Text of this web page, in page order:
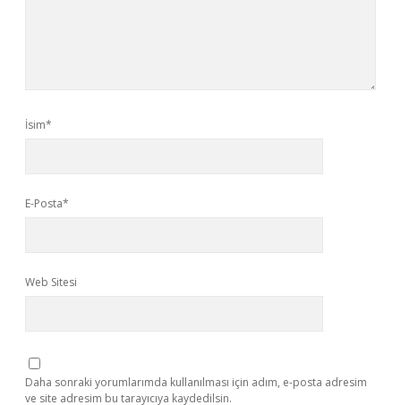
İsim*
E-Posta*
Web Sitesi
Daha sonraki yorumlarımda kullanılması için adım, e-posta adresim
ve site adresim bu tarayıcıya kaydedilsin.